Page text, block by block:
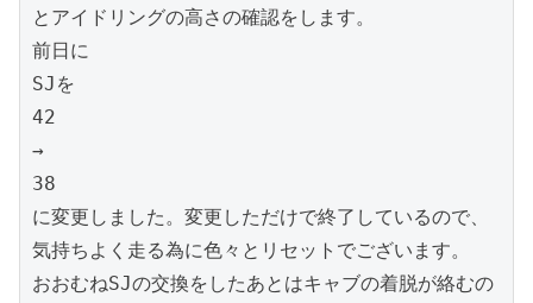
とアイドリングの高さの確認をします。
前日に
SJを
42
→
38
に変更しました。変更しただけで終了しているので、
気持ちよく走る為に色々とリセットでございます。
おおむねSJの交換をしたあとはキャブの着脱が絡むの